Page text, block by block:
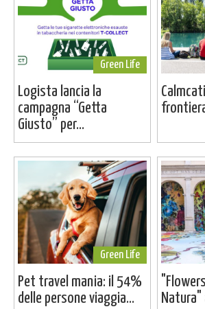
Green Life
Logista lancia la
campagna “Getta
Giusto” per...
Green Life
Pet travel mania: il 54%
delle persone viaggia...
Natura"